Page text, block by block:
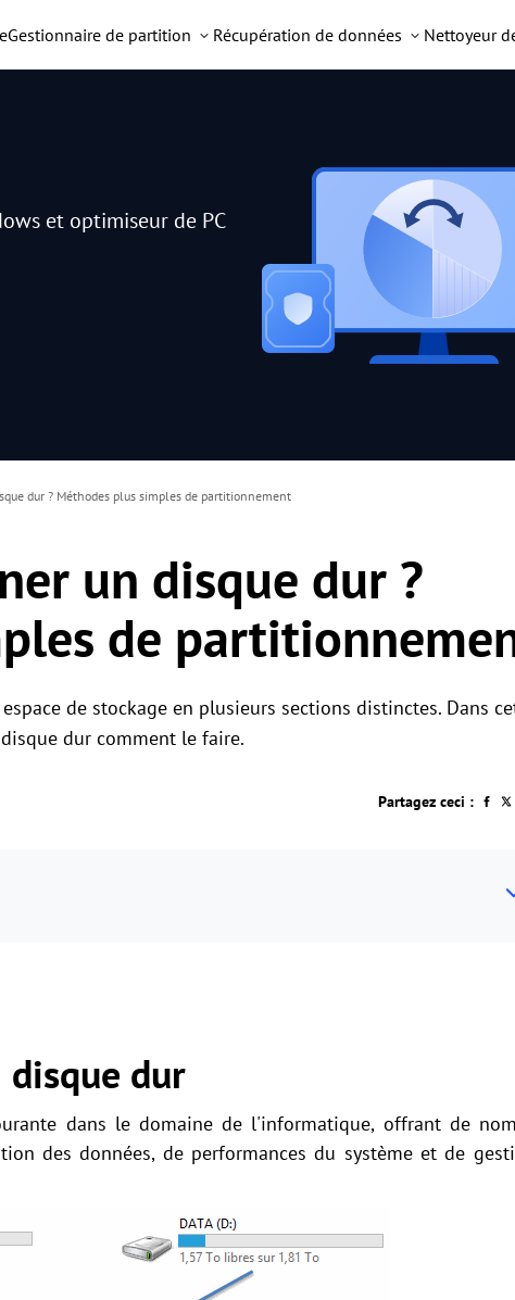
Gestionnaire de partition Récupération de données Nettoyeur
et optimiseur de PC
dur ? Méthodes plus simples de partitionnement
un disque dur ?
de
de stockage en plusieurs sections distinctes. Dans
dur comment le faire.
Partagez ceci :
dur
dans le domaine de l'informatique, offrant de
des données, de performances du système et de